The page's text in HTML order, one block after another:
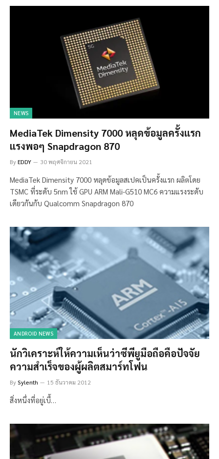
NEWS
MediaTek Dimensity 7000 หลุดข้อมูลครั้งแรก
แรงพอๆ Snapdragon 870
ByEDDY 30 พฤศจิกายน 2021
MediaTek Dimensity 7000 หลุดข้อมูลสเปคเป็นครั้งแรก ผลิตโดย
TSMC ที่ระดับ 5nm ใช้ GPU ARM Mali-G510 MC6 ความแรงระดับ
เดียวกันกับ Qualcomm Snapdragon 870
ANDROID NEWS
นักวิเคราะห์ให้ความเห็นว่าซีพียูมือถือคือปัจจัย
ความสำเร็จของผู้ผลิตสมาร์ทโฟน
BySylenth 15 ธันวาคม 2012
สิ่งหนึ่งที่อยู่เบื้…